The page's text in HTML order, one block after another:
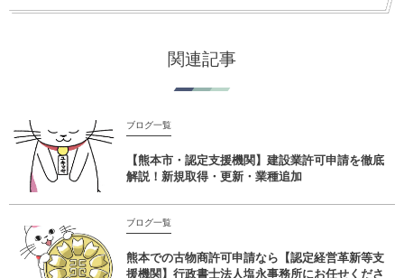
関連記事
ブログ一覧
【熊本市・認定支援機関】建設業許可申請を徹底
解説！新規取得・更新・業種追加
ブログ一覧
熊本での古物商許可申請なら【認定経営革新等支
援機関】行政書士法人塩永事務所にお任せくださ